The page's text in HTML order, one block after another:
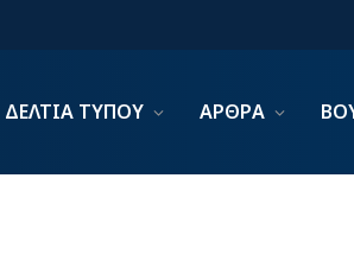
ΔΕΛΤΙΑ ΤΥΠΟΥ ΑΡΘΡΑ